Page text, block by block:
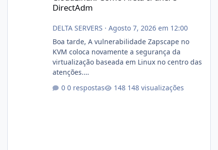
DirectAdm
DELTA SERVERS · Agosto 7, 2026 em 12:00
Boa tarde, A vulnerabilidade Zapscape no
KVM coloca novamente a segurança da
virtualização baseada em Linux no centro das
atenções.
xjx23zz5f Criamos uma breve explicação:
0 respostas 148 visualizações